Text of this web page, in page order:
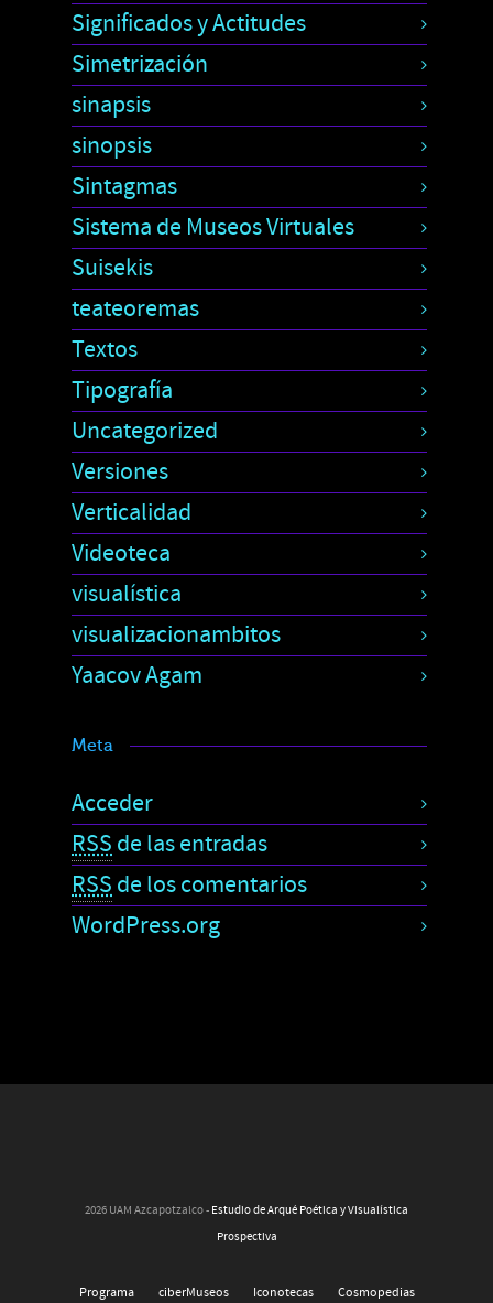
Significados y Actitudes
Simetrización
sinapsis
sinopsis
Sintagmas
Sistema de Museos Virtuales
Suisekis
teateoremas
Textos
Tipografía
Uncategorized
Versiones
Verticalidad
Videoteca
visualística
visualizacionambitos
Yaacov Agam
Meta
Acceder
RSS de las entradas
RSS de los comentarios
WordPress.org
2026 UAM Azcapotzalco - Estudio de Arqué Poética y Visualística
Prospectiva
Programa ciberMuseos Iconotecas Cosmopedias